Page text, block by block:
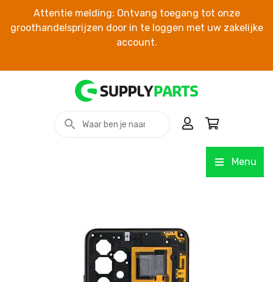
Attentie melding: Ontvang toegang tot onze
groothandelsprijzen door in te loggen met uw zakelijke
account.
Menu